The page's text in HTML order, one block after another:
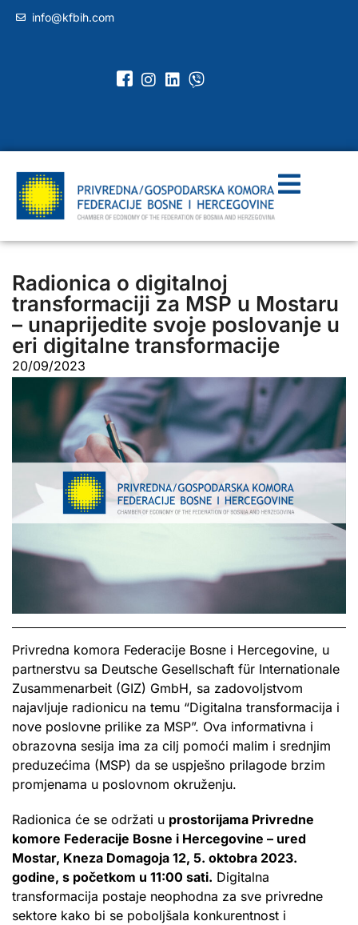
info@kfbih.com
Radionica o digitalnoj
transformaciji za MSP u Mostaru
– unaprijedite svoje poslovanje u
eri digitalne transformacije
20/09/2023
Privredna komora Federacije Bosne i Hercegovine, u
partnerstvu sa Deutsche Gesellschaft für Internationale
Zusammenarbeit (GIZ) GmbH, sa zadovoljstvom
najavljuje radionicu na temu “Digitalna transformacija i
nove poslovne prilike za MSP”. Ova informativna i
obrazovna sesija ima za cilj pomoći malim i srednjim
preduzećima (MSP) da se uspješno prilagode brzim
promjenama u poslovnom okruženju.
Radionica će se održati u prostorijama Privredne
komore Federacije Bosne i Hercegovine – ured
Mostar, Kneza Domagoja 12, 5. oktobra 2023.
godine, s početkom u 11:00 sati. Digitalna
transformacija postaje neophodna za sve privredne
sektore kako bi se poboljšala konkurentnost i